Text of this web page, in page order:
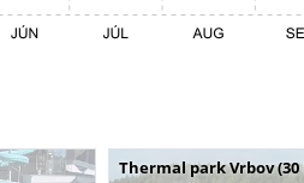
Thermal park Vrbov (30